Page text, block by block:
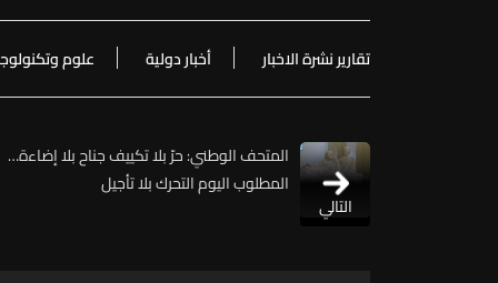
تقارير نشرة الاخبار أخبار دولية علوم
التالي
المتحف الوطني: حرّ بلا تكييف جناح بلا إضاءة…
المطلوب اليوم التحرك بلا تأجيل